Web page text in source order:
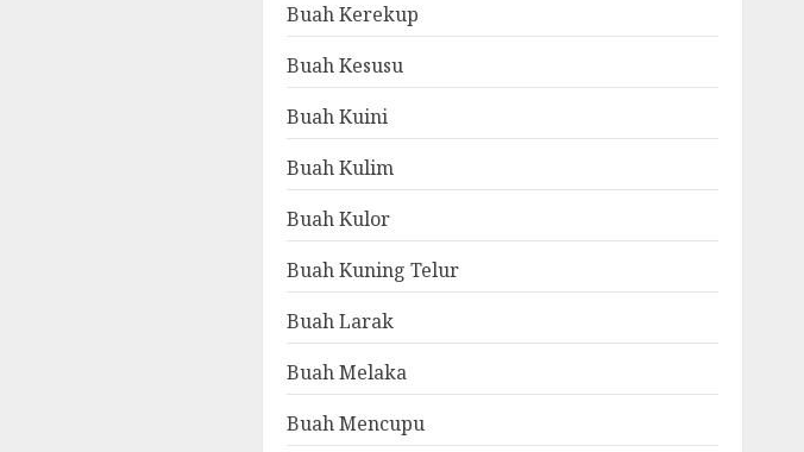
Buah Kerekup
Buah Kesusu
Buah Kuini
Buah Kulim
Buah Kulor
Buah Kuning Telur
Buah Larak
Buah Melaka
Buah Mencupu